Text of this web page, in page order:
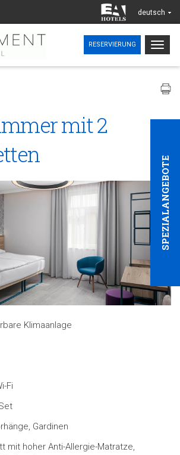
deutsch
RESERVIERUNG
SPEZIALANGEBOTE
mit 2
Klimaanlage
Fi
Gardinen
mit hoher Anti-Allergie-Matratze,